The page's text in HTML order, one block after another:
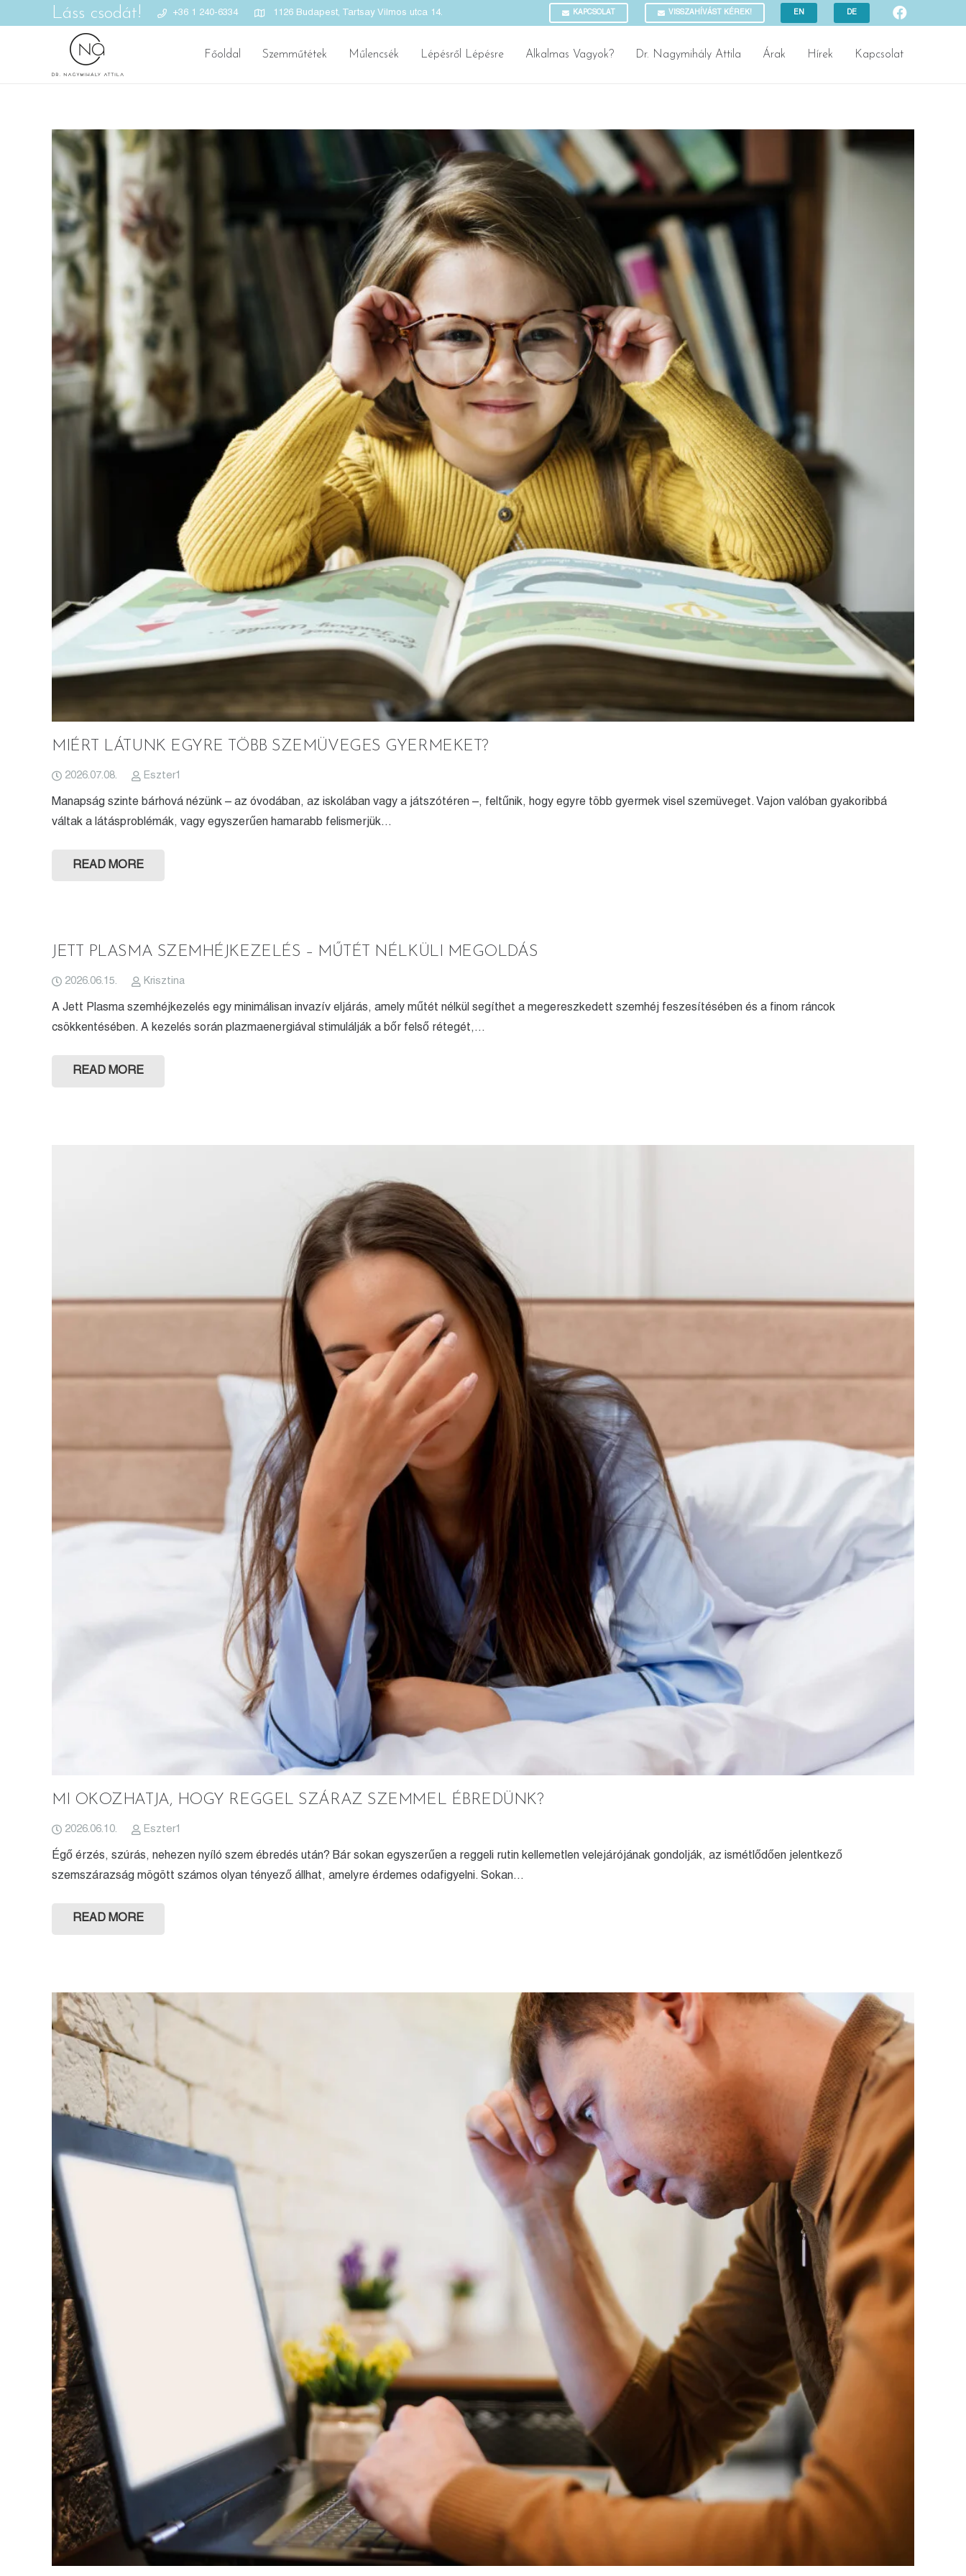
Láss csodát! +36 1 240-6334 1126 Budapest, Tartsay Vilmos utca 14. KAPCSOLAT VISSZAHÍVÁST KÉREK! EN DE
Főoldal Szemműtétek Műlencsék Lépésről Lépésre Alkalmas Vagyok? Dr. Nagymihály Attila Árak Hírek Kapcsolat
MIÉRT LÁTUNK EGYRE TÖBB SZEMÜVEGES GYERMEKET?
2026.07.08. Eszter1
Manapság szinte bárhová nézünk – az óvodában, az iskolában vagy a játszótéren –, feltűnik, hogy egyre több gyermek visel szemüveget. Vajon valóban gyakoribbá
váltak a látásproblémák, vagy egyszerűen hamarabb felismerjük…
READ MORE
JETT PLASMA SZEMHÉJKEZELÉS – MŰTÉT NÉLKÜLI MEGOLDÁS
2026.06.15. Krisztina
A Jett Plasma szemhéjkezelés egy minimálisan invazív eljárás, amely műtét nélkül segíthet a megereszkedett szemhéj feszesítésében és a finom ráncok
csökkentésében. A kezelés során plazmaenergiával stimulálják a bőr felső rétegét,…
READ MORE
MI OKOZHATJA, HOGY REGGEL SZÁRAZ SZEMMEL ÉBREDÜNK?
2026.06.10. Eszter1
Égő érzés, szúrás, nehezen nyíló szem ébredés után? Bár sokan egyszerűen a reggeli rutin kellemetlen velejárójának gondolják, az ismétlődően jelentkező
szemszárazság mögött számos olyan tényező állhat, amelyre érdemes odafigyelni. Sokan…
READ MORE